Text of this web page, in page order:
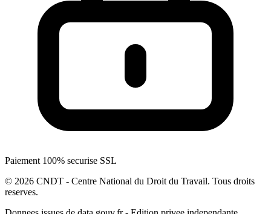
Paiement 100% securise SSL
© 2026 CNDT - Centre National du Droit du Travail. Tous droits
reserves.